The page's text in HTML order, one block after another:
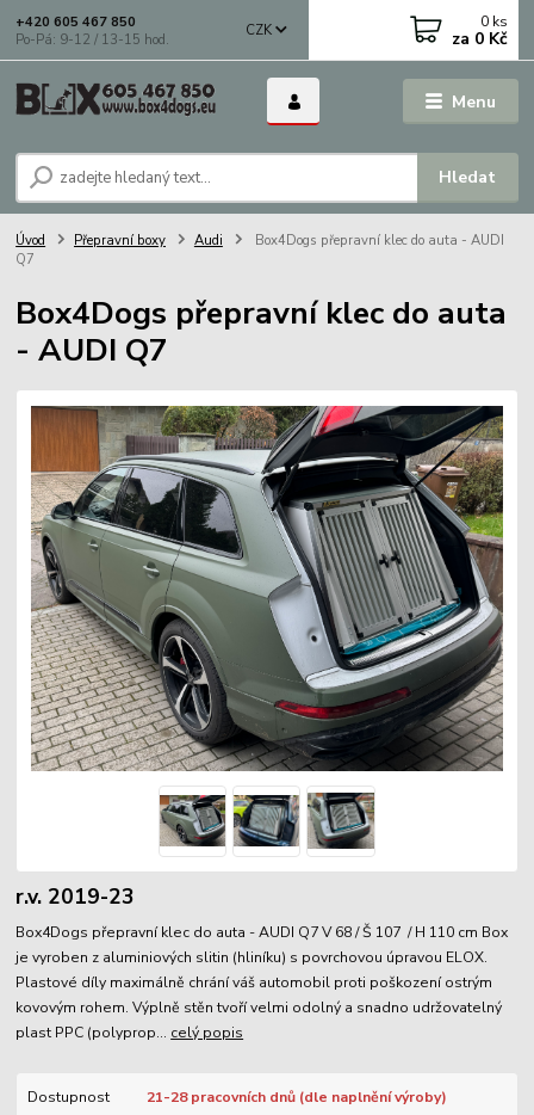
Menu
CZK
Hledat
+420 605 467 850
Po-Pá: 9-12 / 13-15 hod.
0 ks
za 0 Kč
Úvod Přepravní boxy Audi
Box4Dogs přepravní klec do auta - AUDI
Q7
Box4Dogs přepravní klec do auta
- AUDI Q7
r.v. 2019-23
Box4Dogs přepravní klec do auta - AUDI Q7 V 68 / Š 107 / H 110 cm Box
je vyroben z aluminiových slitin (hliníku) s povrchovou úpravou ELOX.
Plastové díly maximálně chrání váš automobil proti poškození ostrým
kovovým rohem. Výplně stěn tvoří velmi odolný a snadno udržovatelný
plast PPC (polyprop... celý popis
Dostupnost
21-28 pracovních dnů (dle naplnění výroby)